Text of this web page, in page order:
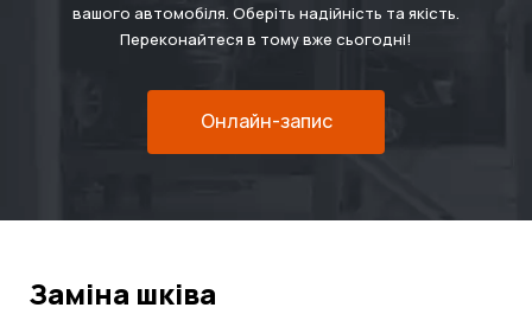
вашого автомобіля. Оберіть надійність та якість.
Переконайтеся в тому вже сьогодні!
Онлайн-запис
Заміна шківа